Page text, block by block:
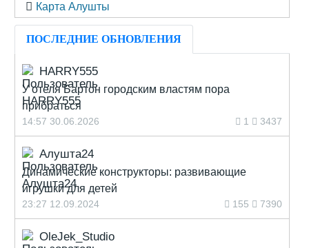
Карта Алушты
ПОСЛЕДНИЕ ОБНОВЛЕНИЯ
HARRY555
У отеля Бартон городским властям пора
прибраться
14:57 30.06.2026 1 3437
Алушта24
Динамические конструкторы: развивающие
игрушки для детей
23:27 12.09.2024 155 7390
OleJek_Studio